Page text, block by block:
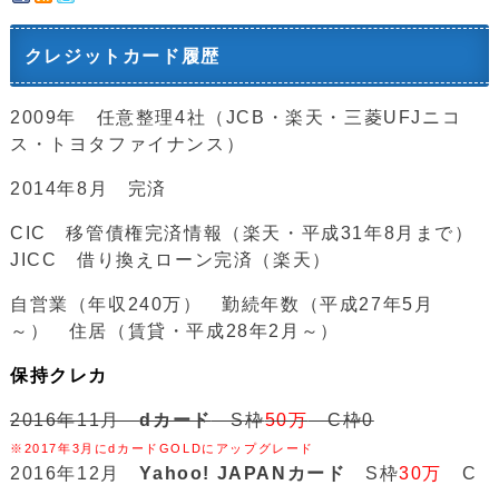
クレジットカード履歴
2009年 任意整理4社（JCB・楽天・三菱UFJニコ
ス・トヨタファイナンス）
2014年8月 完済
CIC 移管債権完済情報（楽天・平成31年8月まで）
JICC 借り換えローン完済（楽天）
自営業（年収240万） 勤続年数（平成27年5月
～） 住居（賃貸・平成28年2月～）
保持クレカ
2016年11月dカードS枠50万C枠0
※2017年3月にdカードGOLDにアップグレード
2016年12月Yahoo! JAPANカード S枠30万
C